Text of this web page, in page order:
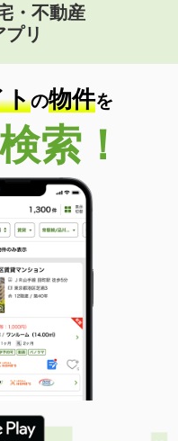
高田６丁目
昼飯町
安八町城２丁目
・不動産
プリ
トの物件を
索！